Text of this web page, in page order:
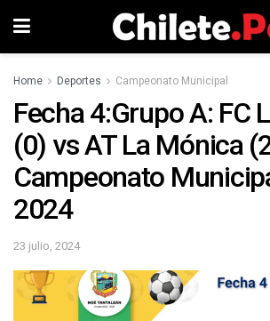
Home Deportes Campeonato Municipal
Fecha 4:Grupo A: FC
(0) vs AT La Mónica
Campeonato
2024
23 julio, 2024